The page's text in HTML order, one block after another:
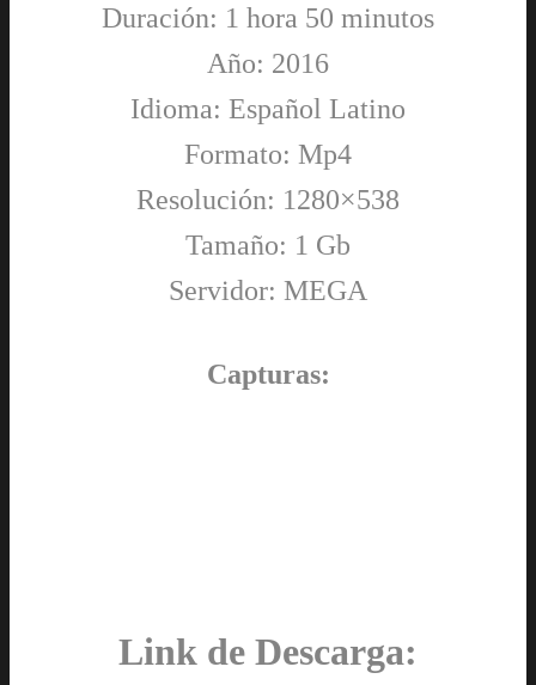
Duración: 1 hora 50 minutos
Año: 2016
Idioma: Español Latino
Formato: Mp4
Resolución: 1280×538
Tamaño: 1 Gb
Servidor: MEGA
Capturas:
Link de Descarga: